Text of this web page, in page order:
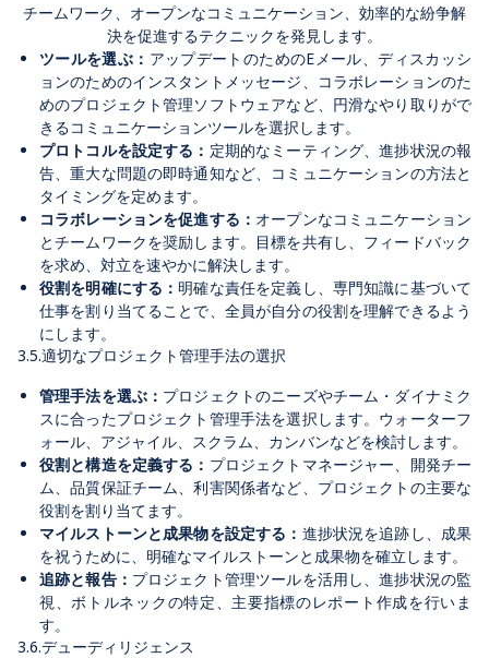
チームワーク、オープンなコミュニケーション、効率的な紛争解
決を促進するテクニックを発見します。
ツールを選ぶ： アップデートのためのEメール、ディスカッシ
ョンのためのインスタントメッセージ、コラボレーションのた
めのプロジェクト管理ソフトウェアなど、円滑なやり取りがで
きるコミュニケーションツールを選択します。
プロトコルを設定する： 定期的なミーティング、進捗状況の報
告、重大な問題の即時通知など、コミュニケーションの方法と
タイミングを定めます。
コラボレーションを促進する： オープンなコミュニケーション
とチームワークを奨励します。目標を共有し、フィードバック
を求め、対立を速やかに解決します。
役割を明確にする： 明確な責任を定義し、専門知識に基づいて
仕事を割り当てることで、全員が自分の役割を理解できるよう
にします。
3.5.適切なプロジェクト管理手法の選択
管理手法を選ぶ： プロジェクトのニーズやチーム・ダイナミク
スに合ったプロジェクト管理手法を選択します。ウォーターフ
ォール、アジャイル、スクラム、カンバンなどを検討します。
役割と構造を定義する： プロジェクトマネージャー、開発チー
ム、品質保証チーム、利害関係者など、プロジェクトの主要な
役割を割り当てます。
マイルストーンと成果物を設定する： 進捗状況を追跡し、成果
を祝うために、明確なマイルストーンと成果物を確立します。
追跡と報告： プロジェクト管理ツールを活用し、進捗状況の監
視、ボトルネックの特定、主要指標のレポート作成を行いま
す。
3.6.デューディリジェンス